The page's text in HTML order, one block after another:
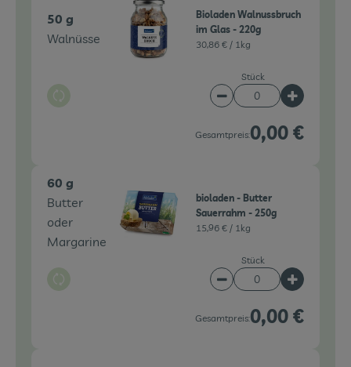
50 g
Walnüsse
Auswahl ändern
Bioladen Walnussbruch
im Glas - 220g
30,86 € / 1kg
Stück
Artikelanzahl
Gesamtpreis:0,00 €
60 g
Butter
oder
Margarine
Auswahl ändern
bioladen - Butter
Sauerrahm - 250g
15,96 € / 1kg
Stück
Artikelanzahl
Gesamtpreis:0,00 €